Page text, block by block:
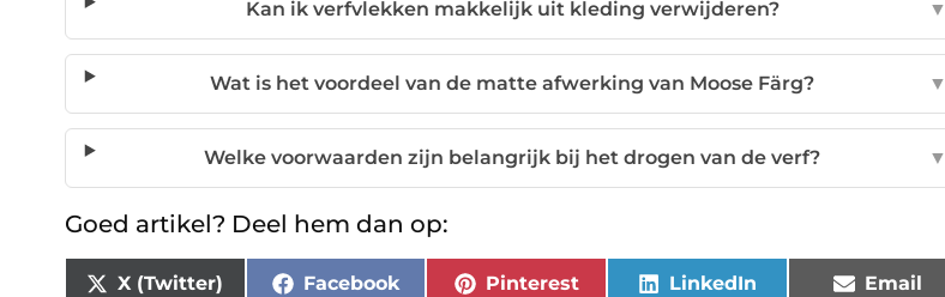
Kan ik verfvlekken makkelijk uit kleding verwijderen? ▼
Wat is het voordeel van de matte afwerking van Moose Färg? ▼
Welke voorwaarden zijn belangrijk bij het drogen van de verf? ▼
Goed artikel? Deel hem dan op:
X (Twitter) Facebook Pinterest LinkedIn Email